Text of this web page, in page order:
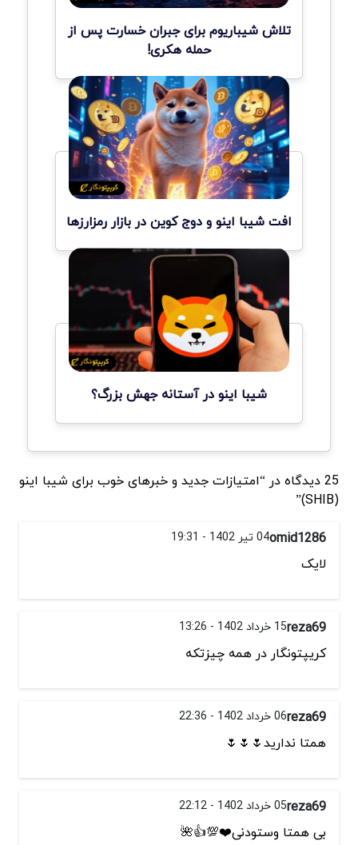
تلاش شیباریوم برای جبران خسارت پس از
حمله هکری!
افت شیبا اینو و دوج کوین در بازار رمزارزها
شیبا اینو در آستانه جهش بزرگ؟
25 دیدگاه در “امتیازات جدید و خبرهای خوب برای شیبا اینو
(SHIB)”
omid128604 تیر 1402 - 19:31
لایک
reza6915 خرداد 1402 - 13:26
کریپتونگار در همه چیزتکه
reza6906 خرداد 1402 - 22:36
همتا ندارید🌷🌷🌷
reza6905 خرداد 1402 - 22:12
بی همتا وستودنی❤️💯👍🌺